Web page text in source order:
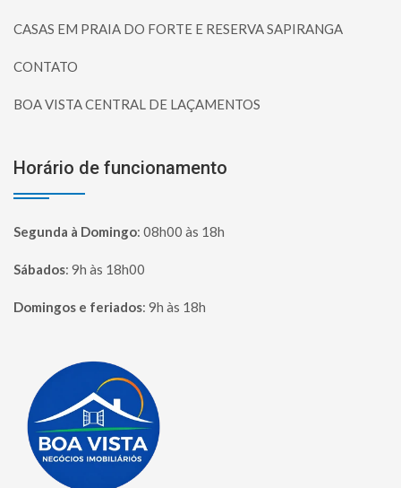
CASAS EM PRAIA DO FORTE E RESERVA SAPIRANGA
CONTATO
BOA VISTA CENTRAL DE LAÇAMENTOS
Horário de funcionamento
Segunda à Domingo: 08h00 às 18h
Sábados: 9h às 18h00
Domingos e feriados: 9h às 18h
Página inicial